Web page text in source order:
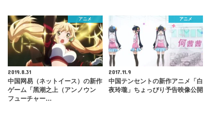
アニメ
2019.8.31
中国网易（ネットイース）の新作
ゲーム「黑潮之上（アンノウン
フューチャー…
アニメ
2017.11.9
中国テンセントの新作アニメ「白
夜玲瓏」ちょっぴり予告映像公開